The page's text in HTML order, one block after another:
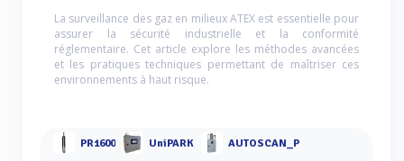
La surveillance des gaz en milieux ATEX est essentielle pour
assurer la sécurité industrielle et la conformité
réglementaire. Cet article explore les méthodes avancées
et les pratiques techniques permettant de maîtriser ces
environnements à haut risque.
PR1600 UniPARK AUTOSCAN_P